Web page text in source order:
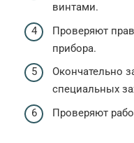
винтами.
Проверяют
прибора.
Окончательно
специальных
Проверяют